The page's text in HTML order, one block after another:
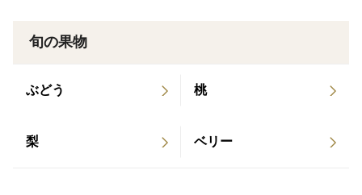
れます！
た葡萄は、水分豊富で瑞々しくパリッとした食感でつい
旬の果物
ぶどう 桃
梨 ベリー